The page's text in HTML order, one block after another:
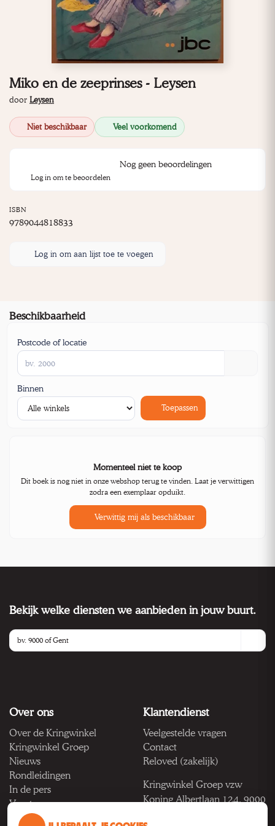
Miko en de zeeprinses - Leysen
door Leysen
Niet beschikbaar Veel voorkomend
Nog geen beoordelingen
Log in om te beoordelen
ISBN
9789044818833
Log in om aan lijst toe te voegen
Beschikbaarheid
Postcode of locatie
Binnen
Toepassen
Momenteel niet te koop
Dit boek is nog niet in onze webshop terug te vinden. Laat je verwittigen
zodra een exemplaar opduikt.
Verwittig mij als beschikbaar
Bekijk welke diensten we aanbieden in jouw buurt.
Over ons
Over de Kringwinkel
Kringwinkel Groep
Nieuws
Rondleidingen
In de pers
Vacatures
Klantendienst
Veelgestelde vragen
Contact
Reloved (zakelijk)
Kringwinkel Groep vzw
Koning Albertlaan 124, 9000